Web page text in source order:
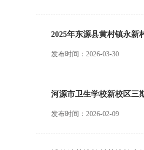
2025年东源县黄村镇永新
发布时间：2026-03-30
河源市卫生学校新校区三
发布时间：2026-02-09